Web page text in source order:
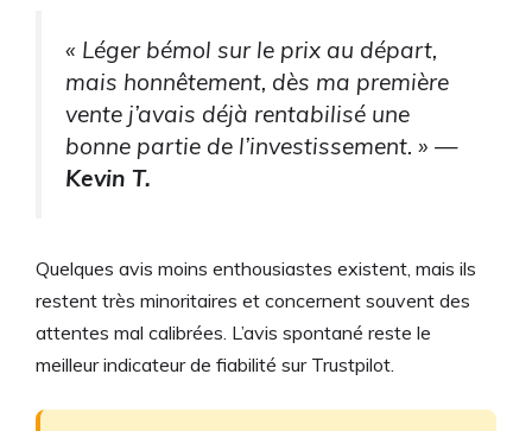
« Léger bémol sur le prix au départ,
mais honnêtement, dès ma première
vente j’avais déjà rentabilisé une
bonne partie de l’investissement. » —
Kevin T.
Quelques avis moins enthousiastes existent, mais ils
restent très minoritaires et concernent souvent des
attentes mal calibrées. L’avis spontané reste le
meilleur indicateur de fiabilité sur Trustpilot.